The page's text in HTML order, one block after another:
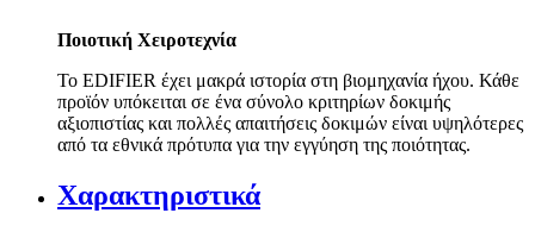
Ποιοτική Χειροτεχνία
Το EDIFIER έχει μακρά ιστορία στη βιομηχανία ήχου. Κάθε
προϊόν υπόκειται σε ένα σύνολο κριτηρίων δοκιμής
αξιοπιστίας και πολλές απαιτήσεις δοκιμών είναι υψηλότερες
από τα εθνικά πρότυπα για την εγγύηση της ποιότητας.
Χαρακτηριστικά